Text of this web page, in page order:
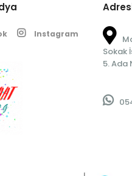
Instagram
Sokak
5. Ada